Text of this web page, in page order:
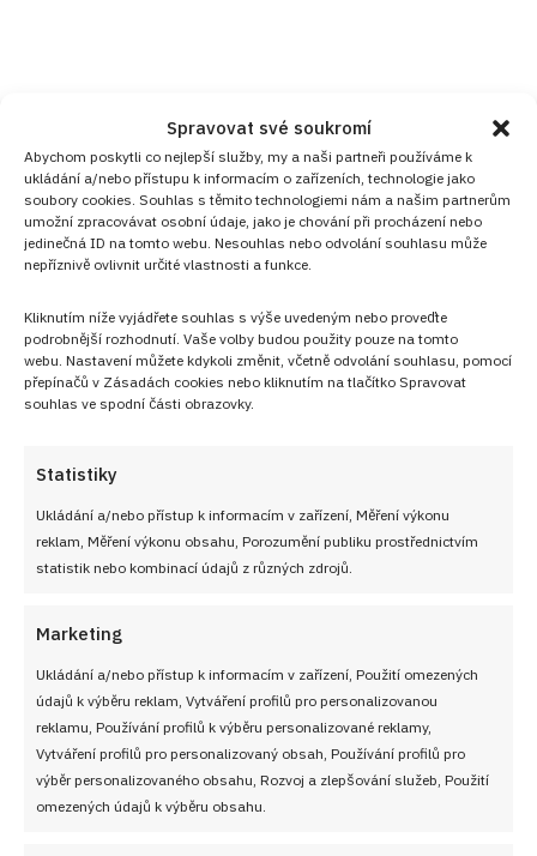
Spravovat své soukromí
Abychom poskytli co nejlepší služby, my a naši partneři používáme k
ukládání a/nebo přístupu k informacím o zařízeních, technologie jako
soubory cookies. Souhlas s těmito technologiemi nám a našim partnerům
umožní zpracovávat osobní údaje, jako je chování při procházení nebo
jedinečná ID na tomto webu. Nesouhlas nebo odvolání souhlasu může
nepříznivě ovlivnit určité vlastnosti a funkce.
Kliknutím níže vyjádřete souhlas s výše uvedeným nebo proveďte
podrobnější rozhodnutí. Vaše volby budou použity pouze na tomto
webu. Nastavení můžete kdykoli změnit, včetně odvolání souhlasu, pomocí
přepínačů v Zásadách cookies nebo kliknutím na tlačítko Spravovat
souhlas ve spodní části obrazovky.
Statistiky
Ukládání a/nebo přístup k informacím v zařízení, Měření výkonu
reklam, Měření výkonu obsahu, Porozumění publiku prostřednictvím
statistik nebo kombinací údajů z různých zdrojů.
Marketing
Ukládání a/nebo přístup k informacím v zařízení, Použití omezených
údajů k výběru reklam, Vytváření profilů pro personalizovanou
reklamu, Používání profilů k výběru personalizované reklamy,
Vytváření profilů pro personalizovaný obsah, Používání profilů pro
výběr personalizovaného obsahu, Rozvoj a zlepšování služeb, Použití
omezených údajů k výběru obsahu.